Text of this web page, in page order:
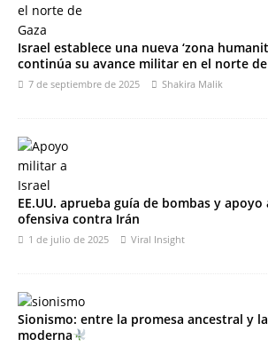
Israel establece una nueva ‘zona
continúa su avance militar en el norte de
7 de septiembre de 2025 Shakira Malik
EE.UU. aprueba guía de bombas y
ofensiva contra Irán
1 de julio de 2025 Viral Insight
Sionismo: entre la promesa ancestral y
moderna